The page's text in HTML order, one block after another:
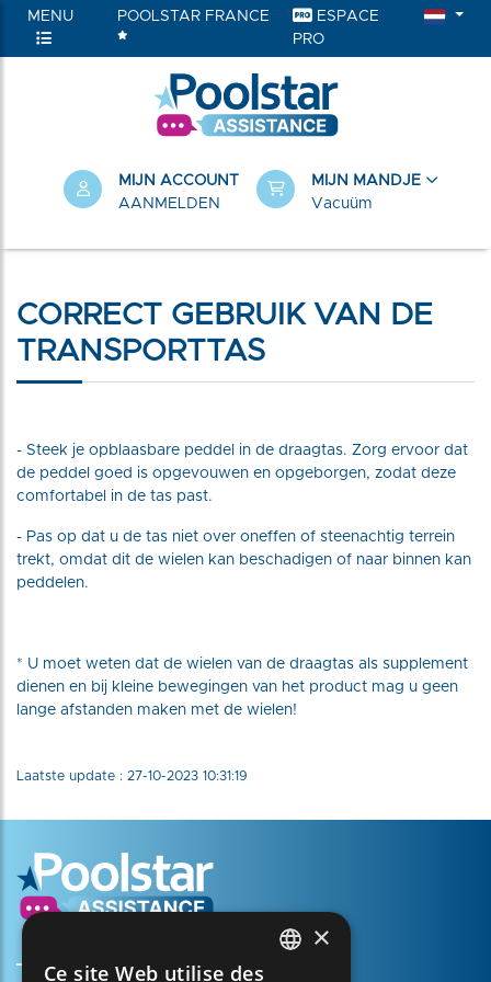
MENU POOLSTAR FRANCE
ESPACE
PRO
MIJN ACCOUNT
AANMELDEN
MIJN MANDJE
Vacuüm
CORRECT GEBRUIK VAN DE
TRANSPORTTAS
- Steek je opblaasbare peddel in de draagtas. Zorg ervoor dat
de peddel goed is opgevouwen en opgeborgen, zodat deze
comfortabel in de tas past.
- Pas op dat u de tas niet over oneffen of steenachtig terrein
trekt, omdat dit de wielen kan beschadigen of naar binnen kan
peddelen.
* U moet weten dat de wielen van de draagtas als supplement
dienen en bij kleine bewegingen van het product mag u geen
lange afstanden maken met de wielen!
Laatste update : 27-10-2023 10:31:19
×
Ce site Web utilise des